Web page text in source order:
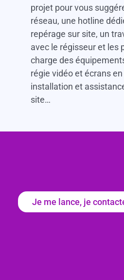
projet pour vous
réseau, une hotline
repérage sur site, un
avec le régisseur et les
charge des
régie vidéo et écrans
installation et
site…
Je me lance, je